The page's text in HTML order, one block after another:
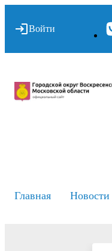
Войти
Главная Новости